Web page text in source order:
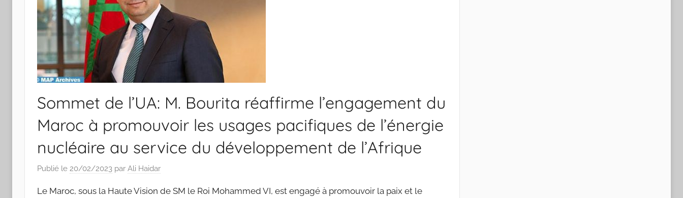
Sommet de l’UA: M. Bourita réaffirme l’engagement du
Maroc à promouvoir les usages pacifiques de l’énergie
nucléaire au service du développement de l’Afrique
Publié le 20/02/2023 par Ali Haidar
Le Maroc, sous la Haute Vision de SM le Roi Mohammed VI, est engagé à promouvoir la paix et le